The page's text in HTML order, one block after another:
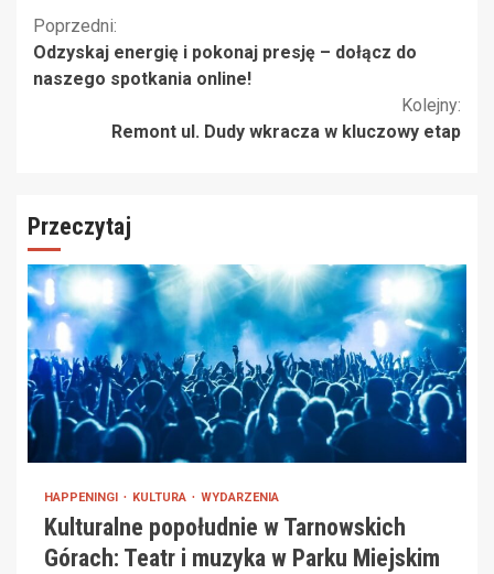
Kontynuuj
czytanie
Poprzedni:
Odzyskaj energię i pokonaj presję – dołącz do
naszego spotkania online!
Kolejny:
Remont ul. Dudy wkracza w kluczowy etap
Przeczytaj
HAPPENINGI KULTURA WYDARZENIA
Kulturalne popołudnie w Tarnowskich
Górach: Teatr i muzyka w Parku Miejskim